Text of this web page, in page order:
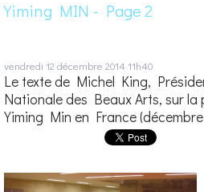
Yiming MIN - Page 2
vendredi 12 décembre 2014 11h40
Le texte de Michel King,
Nationale des Beaux Arts, sur la
Yiming Min en France (décembre